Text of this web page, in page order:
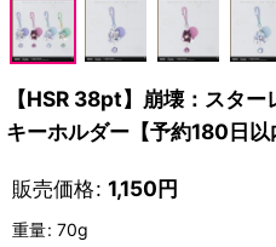
【HSR 38pt】崩壊：スタ
キーホルダー【予約180日以
販売価格: 1,150円
重量: 70g